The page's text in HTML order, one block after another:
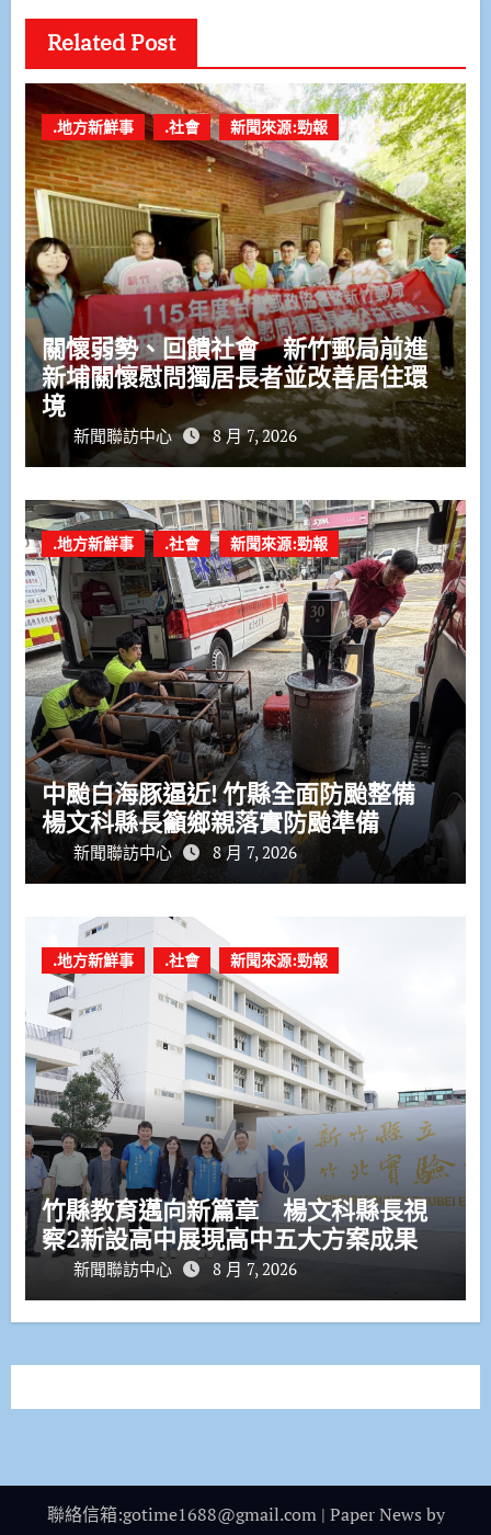
Related Post
.地方新鮮事 .社會 新聞來源:勁報
關懷弱勢、回饋社會 新竹郵局前進
新埔關懷慰問獨居長者並改善居住環
境
新聞聯訪中心 8 月 7, 2026
.地方新鮮事 .社會 新聞來源:勁報
中颱白海豚逼近! 竹縣全面防颱整備
楊文科縣長籲鄉親落實防颱準備
新聞聯訪中心 8 月 7, 2026
.地方新鮮事 .社會 新聞來源:勁報
竹縣教育邁向新篇章 楊文科縣長視
察2新設高中展現高中五大方案成果
新聞聯訪中心 8 月 7, 2026
聯絡信箱:gotime1688@gmail.com | Paper News by